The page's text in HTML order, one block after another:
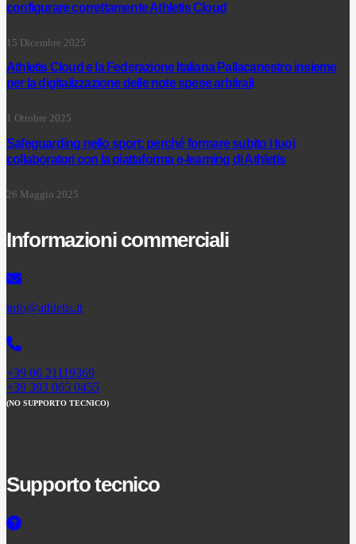
configurare correttamente Athletis Cloud
15 Dicembre 2025
Athletis Cloud e la Federazione Italiana Pallacanestro insieme
per la digitalizzazione delle note spese arbitrali
1 Ottobre 2025
Safeguarding nello sport: perché formare subito i tuoi
collaboratori con la piattaforma e-learning di Athletis
26 Maggio 2025
Informazioni commerciali
info@athletis.it
+39 06 21119369
+39 393 065 0455
(NO SUPPORTO TECNICO)
Supporto tecnico